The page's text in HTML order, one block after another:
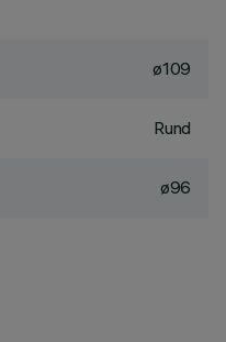
ø109
Rund
ø96